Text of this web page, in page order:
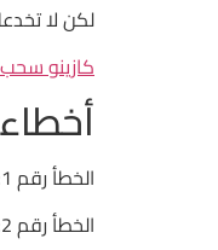
لكن لا تخدعك الإحصاءات
كازينو سحب
الخطأ رقم 1: الثقة في مكافأة “free spin” كأنها هدية من السماء. في الحقيقة، تلك اللفات المجانية غالباً ما تكون محصورة على 0.5× كحد أقصى.
الخطأ رقم 2: الاعتماد على الإشارات البصرية، مثل أضواء النيون التي توميض عند وقوع فوز. الخوارزمية لا تتأثر بالألوان، بل بالبيانات المتراكمة.